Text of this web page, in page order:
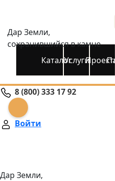
Дар Земли,
сохранившийся в камне
КаталогУслуги
8 (800) 333 17 92
Войти
Дар Земли,